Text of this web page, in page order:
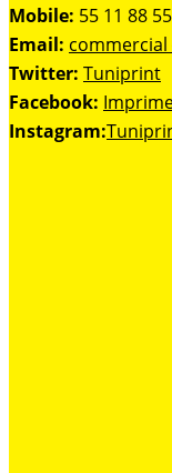
Mobile: 55 11 88 55
Email:
Twitter: Tuniprint
Facebook:
Instagram: